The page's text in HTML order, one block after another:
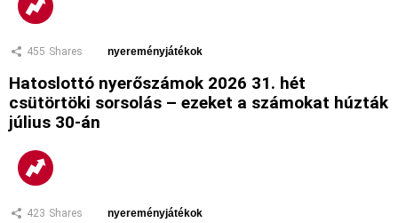
455 Shares nyereményjátékok
Hatoslottó nyerőszámok 2026 31. hét
csütörtöki sorsolás – ezeket a számokat húzták
július 30-án
423 Shares nyereményjátékok